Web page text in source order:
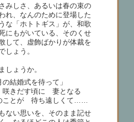
みしさ、あるいは春の束の
れ、なんのために登場した
な「ホトトギス」が、和歌
にもがいている、そのくせ
して、虚飾ばかりが体裁を
しょう。
ょうか。
婚式を待って」
きだす頃に 妻となる
とが 待ち遠しくて……
ない思いを、そのまま記せ